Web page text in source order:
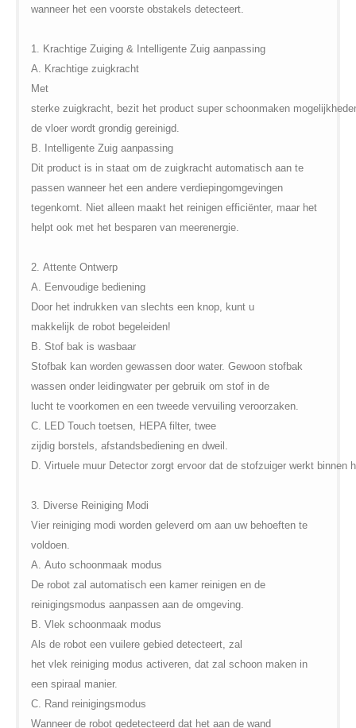
wanneer heteen voorste obstakels detecteert.
1. Krachtige Zuiging & Intelligente Zuig aanpassing
A. Krachtige zuigkracht
Met
sterke zuigkracht, bezit het product super schoonmaken
de vloer wordt grondig gereinigd.
B.
Intelligente Zuig aanpassing
Dit product is in staat om de zuigkracht automatisch aan te
passen wanneer het een andere verdiepingomgevingen
tegenkomt. Niet alleenmaakt het reinigen efficiënter, maar het
helpt ook met het besparenvan meerenergie.
2. Attente Ontwerp
A. Eenvoudige bediening
Door het indrukken van slechts een knop, kunt u
makkelijk de robot begeleiden!
B. Stof bak is wasbaar
Stofbak kan worden gewassen door water. Gewoon stofbak
wassen onder leidingwater per gebruik om stof in de
luchtte voorkomen en een tweede vervuiling veroorzaken.
C. LED Touch toetsen, HEPA filter, twee
zijdig borstels, afstandsbediening en dweil .
D. Virtuele muur Detector zorgt ervoor dat de stofzuiger werkt binnen
3. Diverse Reiniging Modi
Vier reiniging modi worden geleverd om aan uw behoeften te
voldoen.
A. Auto schoonmaak modus
De robot zal automatisch een kamer reinigen ende
reinigingsmodus aanpassen aan de omgeving.
B. Vlek schoonmaakmodus
Als de robot een vuilere gebied detecteert, zal
het vlek reiniging modus activeren, dat zal schoonmaken in
een spiraal manier.
C. Rand reinigingsmodus
Wanneer de robot gedetecteerd dat het aan de wand